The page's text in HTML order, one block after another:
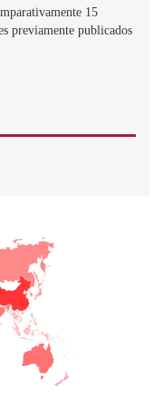
15
previamente publicados